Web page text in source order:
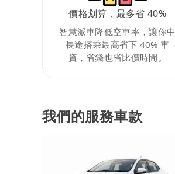
價格划算，最多省 40%
智慧派車降低空車率，讓你中
長途搭乘最高省下 40% 車
資，省錢也省比價時間。
我們的服務車款